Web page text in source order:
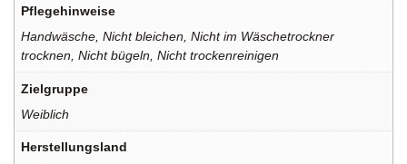
Pflegehinweise
Handwäsche, Nicht bleichen, Nicht im Wäschetrockner
trocknen, Nicht bügeln, Nicht trockenreinigen
Zielgruppe
Weiblich
Herstellungsland